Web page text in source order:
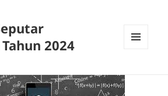
2024
WIDGETS